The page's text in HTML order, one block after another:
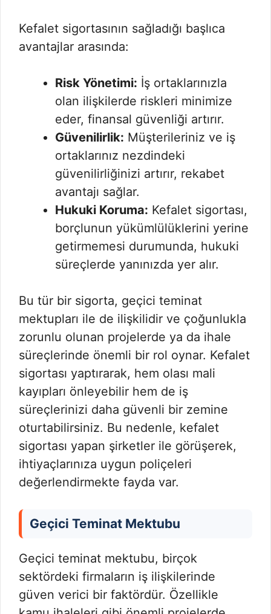
Kefalet sigortasının sağladığı başlıca
avantajlar arasında:
Risk Yönetimi: İş ortaklarınızla
olan ilişkilerde riskleri minimize
eder, finansal güvenliği artırır.
Güvenilirlik: Müşterileriniz ve iş
ortaklarınız nezdindeki
güvenilirliğinizi artırır, rekabet
avantajı sağlar.
Hukuki Koruma: Kefalet sigortası,
borçlunun yükümlülüklerini yerine
getirmemesi durumunda, hukuki
süreçlerde yanınızda yer alır.
Bu tür bir sigorta, geçici teminat
mektupları ile de ilişkilidir ve çoğunlukla
zorunlu olunan projelerde ya da ihale
süreçlerinde önemli bir rol oynar. Kefalet
sigortası yaptırarak, hem olası mali
kayıpları önleyebilir hem de iş
süreçlerinizi daha güvenli bir zemine
oturtabilirsiniz. Bu nedenle, kefalet
sigortası yapan şirketler ile görüşerek,
ihtiyaçlarınıza uygun poliçeleri
değerlendirmekte fayda var.
Geçici Teminat Mektubu
Geçici teminat mektubu, birçok
sektördeki firmaların iş ilişkilerinde
güven verici bir faktördür. Özellikle